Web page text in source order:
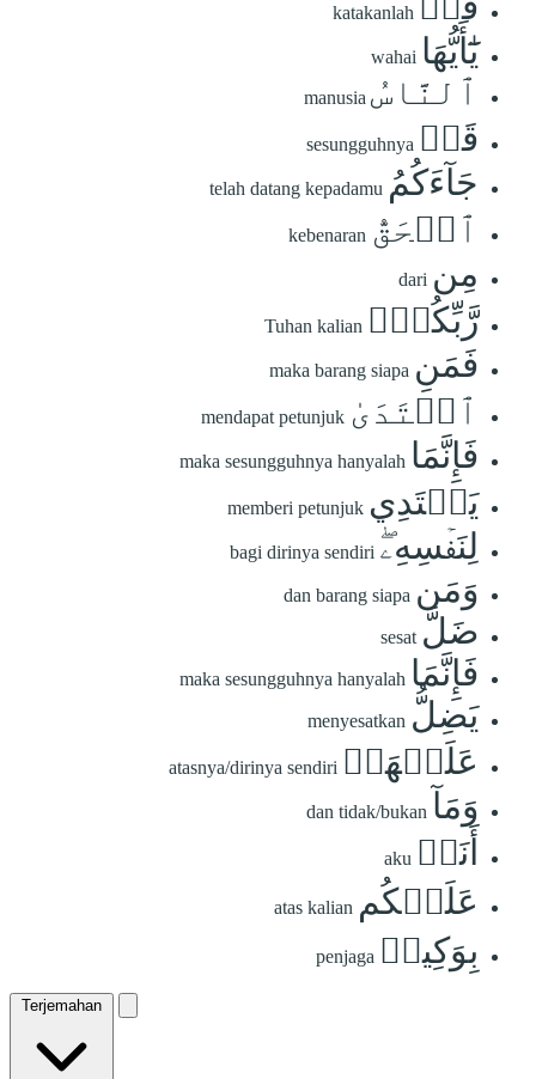
katakanlah
يَٰٓأَيُّهَا wahai
ٱلنَّاسُ manusia
قَدۡ sesungguhnya
جَآءَكُمُ telah datang kepadamu
ٱلۡحَقُّ kebenaran
مِن dari
رَّبِّكُمۡۖ Tuhan kalian
فَمَنِ maka barang siapa
ٱهۡتَدَىٰ mendapat petunjuk
فَإِنَّمَا maka sesungguhnya hanyalah
يَهۡتَدِي memberi petunjuk
لِنَفۡسِهِۦۖ bagi dirinya sendiri
وَمَن dan barang siapa
ضَلَّ sesat
فَإِنَّمَا maka sesungguhnya hanyalah
يَضِلُّ menyesatkan
عَلَيۡهَاۖ atasnya/dirinya sendiri
وَمَآ dan tidak/bukan
أَنَا۠ aku
عَلَيۡكُم atas kalian
بِوَكِيلٖ penjaga
Terjemahan